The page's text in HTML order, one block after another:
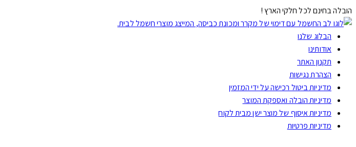
הובלה בחינם לכל חלקי הארץ !
הבלוג שלנו
אודותינו
תקנון האתר
הצהרת נגישות
מדיניות ביטול רכישה על ידי המזמין
מדיניות הובלה ואספקת המוצר
מדיניות איסוף של מוצר ישן מבית לקוח
מדיניות פרטיות